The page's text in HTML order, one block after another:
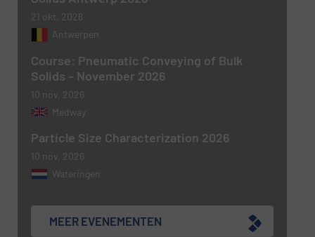
CAPTCHA
VERSTUREN
21 okt, 2026
Antwerpen
Course: Pneumatic Conveying of Bulk
Solids – November 2026
10 nov, 2026
Medway
Particle Size Characterization 2026
10 nov, 2026
Wateringen
MEER EVENEMENTEN